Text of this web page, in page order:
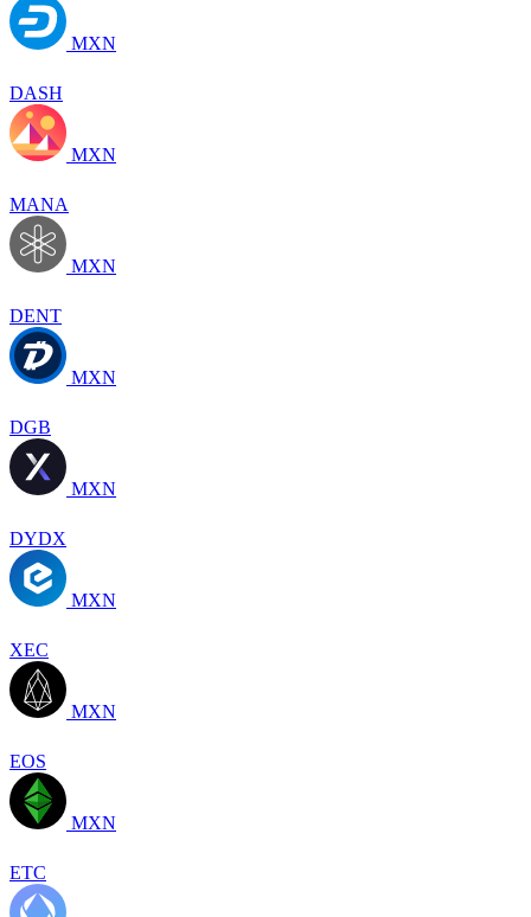
MXN
DASH
MXN
MANA
MXN
DENT
MXN
DGB
MXN
DYDX
MXN
XEC
MXN
EOS
MXN
ETC